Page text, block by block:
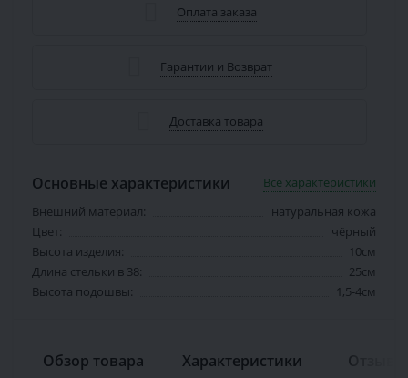
Оплата заказа
Гарантии и Возврат
Доставка товара
Основные характеристики
Все характеристики
Внешний материал:
натуральная кожа
Цвет:
чёрный
Высота изделия:
10см
Длина стельки в 38:
25см
Высота подошвы:
1,5-4см
Обзор товара Характеристики